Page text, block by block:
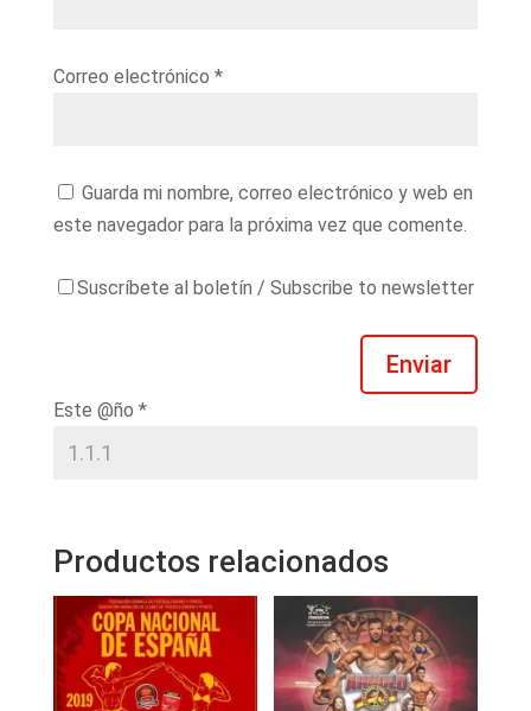
Correo electrónico *
Guarda mi nombre, correo electrónico y web en
este navegador para la próxima vez que comente.
Suscríbete al boletín / Subscribe to newsletter
Enviar
Este @ño *
Productos relacionados